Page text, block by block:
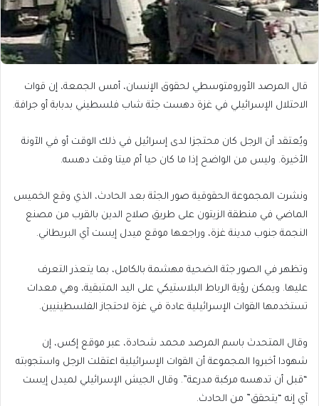
قال المرصد الأورومتوسطي لحقوق الإنسان، أمس الجمعة، إن قوات
الاحتلال الإسرائيلي في غزة دهست جثة شاب فلسطيني بدبابة أو جرافة.
ويُعتقد أن الرجل كان محتجزا لدى إسرائيل في ذلك الوقت أو في الآونة
الأخيرة. وليس من الواضح إذا ما كان حيا أم ميتا وقت دهسه.
ونشرت المجموعة الحقوقية صور الجثة بعد الحادث، الذي وقع الخميس
الماضي في منطقة الزيتون على طريق صلاح الدين بالقرب من مصنع
النجمة جنوب مدينة غزة، وراجعها موقع ميدل إيست آي البريطاني.
وتظهر في الصور جثة الضحية مهشمة بالكامل، بما يتعذر التعرف
عليها. ويمكن رؤية الرباط البلاستيكي على اليد المتبقية، وهي معدات
تستخدمها القوات الإسرائيلية عادة في غزة لاحتجاز الفلسطينيين.
وقال المتحدث باسم المرصد محمد شحادة، عبر موقع إكس، إن
شهودا أخبروا المجموعة أن القوات الإسرائيلية اعتقلت الرجل واستجوبته
“قبل أن تدهسه مركبة مدرعة”. وقال الجيش الإسرائيلي لميدل إيست
آي إنه “يتحقق” من الحادث.